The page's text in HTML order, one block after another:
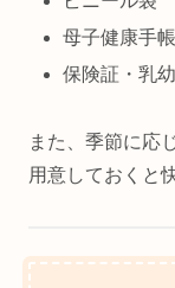
母子健康手帳
保険証・乳
また、季節に応
用意しておくと